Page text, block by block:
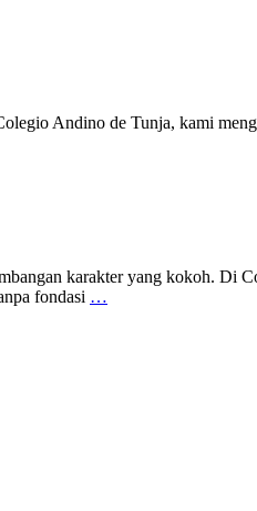
Andino de Tunja, kami
karakter yang kokoh. Di
fondasi …